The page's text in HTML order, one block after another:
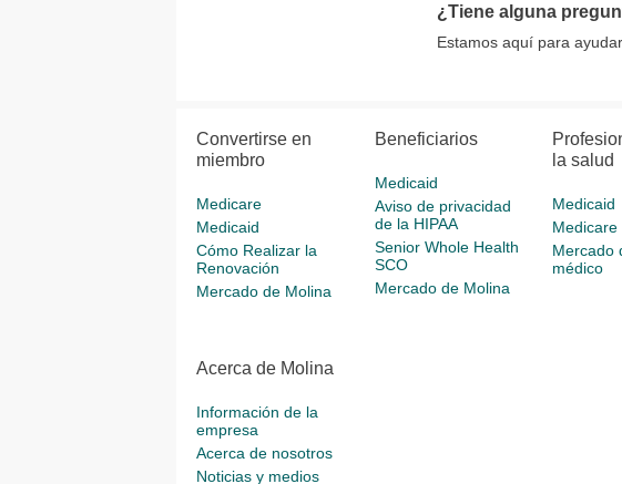
¿Tiene alguna
Estamos aquí para
Convertirse en
miembro
Medicare
Medicaid
Cómo Realizar la
Renovación
Mercado de Molina
Beneficiarios
Medicaid
Aviso de privacidad
de la HIPAA
Senior Whole Health
SCO
Mercado de Molina
la salud
Medicaid
Medicare
Mercado
médico
Acerca de Molina
Información de la
empresa
Acerca de nosotros
Noticias y medios